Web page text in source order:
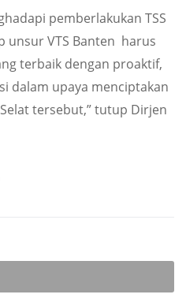
pemberlakukan TSS
unsur VTS Banten harus
terbaik dengan proaktif,
dalam upaya menciptakan
tersebut,” tutup Dirjen